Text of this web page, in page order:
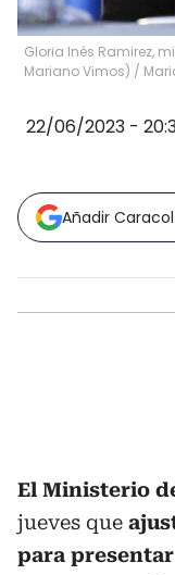
Gloria Inés Ramirez,
Mariano Vimos) /
22/06/2023 -
Añadir
El Ministerio
jueves que
para